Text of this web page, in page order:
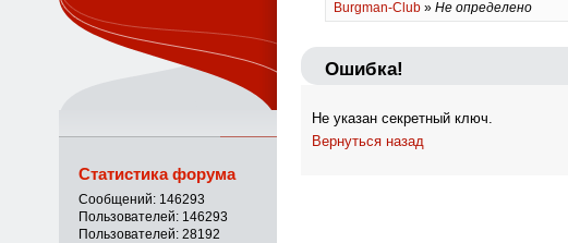
Burgman-Club» Не определено
Ошибка!
Не указан секретный ключ.
Вернуться назад
Статистика форума
Сообщений: 146293
Пользователей: 146293
Пользователей: 28192